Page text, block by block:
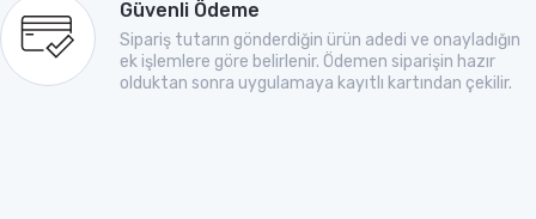
Güvenli Ödeme
Sipariş tutarın gönderdiğin ürün adedi ve onayladığın
ek işlemlere göre belirlenir. Ödemen siparişin hazır
olduktan sonra uygulamaya kayıtlı kartından çekilir.